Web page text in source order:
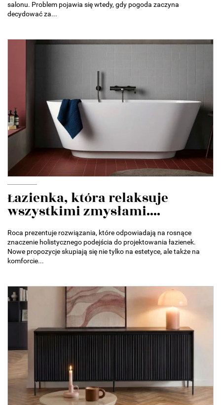
salonu. Problem pojawia się wtedy, gdy pogoda zaczyna
decydować za...
Łazienka, która relaksuje
wszystkimi zmysłami....
Roca prezentuje rozwiązania, które odpowiadają na rosnące
znaczenie holistycznego podejścia do projektowania łazienek.
Nowe propozycje skupiają się nie tylko na estetyce, ale także na
komforcie...